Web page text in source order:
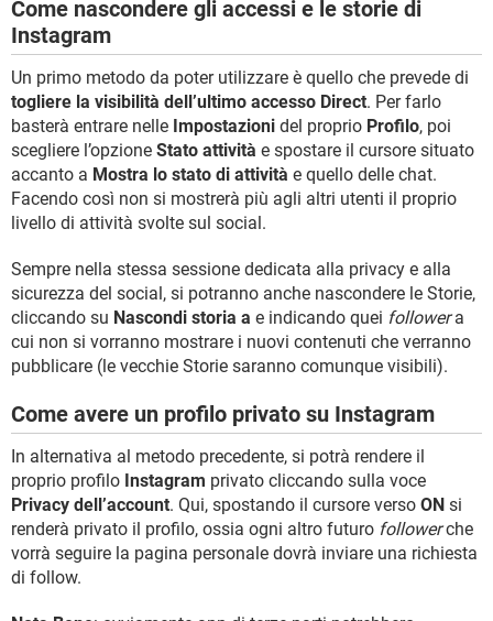
Come nascondere gli accessi e le storie di
Instagram
Un primo metodo da poter utilizzare è quello che prevede di
togliere la visibilità dell’ultimo accesso Direct. Per farlo
basterà entrare nelle Impostazioni del proprio Profilo, poi
scegliere l’opzione Stato attività e spostare il cursore situato
accanto a Mostra lo stato di attività e quello delle chat.
Facendo così non si mostrerà più agli altri utenti il proprio
livello di attività svolte sul social.
Sempre nella stessa sessione dedicata alla privacy e alla
sicurezza del social, si potranno anche nascondere le Storie,
cliccando su Nascondi storia a e indicando quei followera
cui non si vorranno mostrare i nuovi contenuti che verranno
pubblicare (le vecchie Storie saranno comunque visibili).
Come avere un profilo privato su Instagram
In alternativa al metodo precedente, si potrà rendere il
proprio profilo Instagram privato cliccando sulla voce
Privacy dell’account. Qui, spostando il cursore verso ON si
renderà privato il profilo, ossia ogni altro futuro followerche
vorrà seguire la pagina personale dovrà inviare una richiesta
di follow.